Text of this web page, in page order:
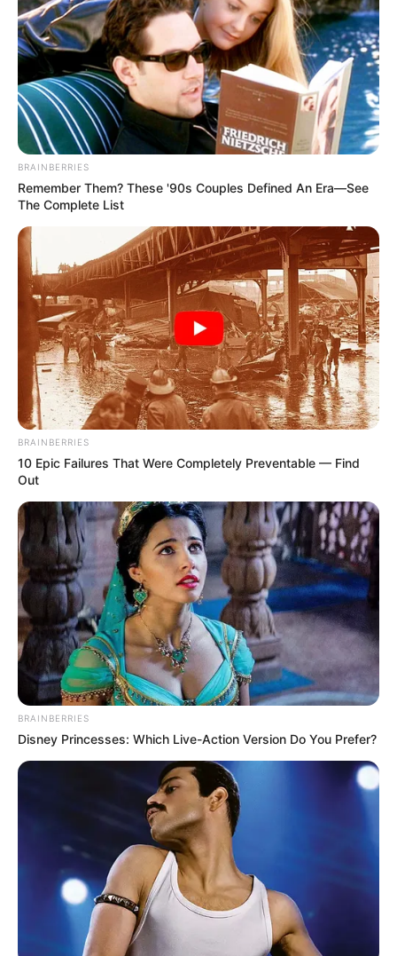
BRAINBERRIES
Remember Them? These '90s Couples Defined An Era—See
The Complete List
BRAINBERRIES
10 Epic Failures That Were Completely Preventable — Find
Out
BRAINBERRIES
Disney Princesses: Which Live-Action Version Do You Prefer?